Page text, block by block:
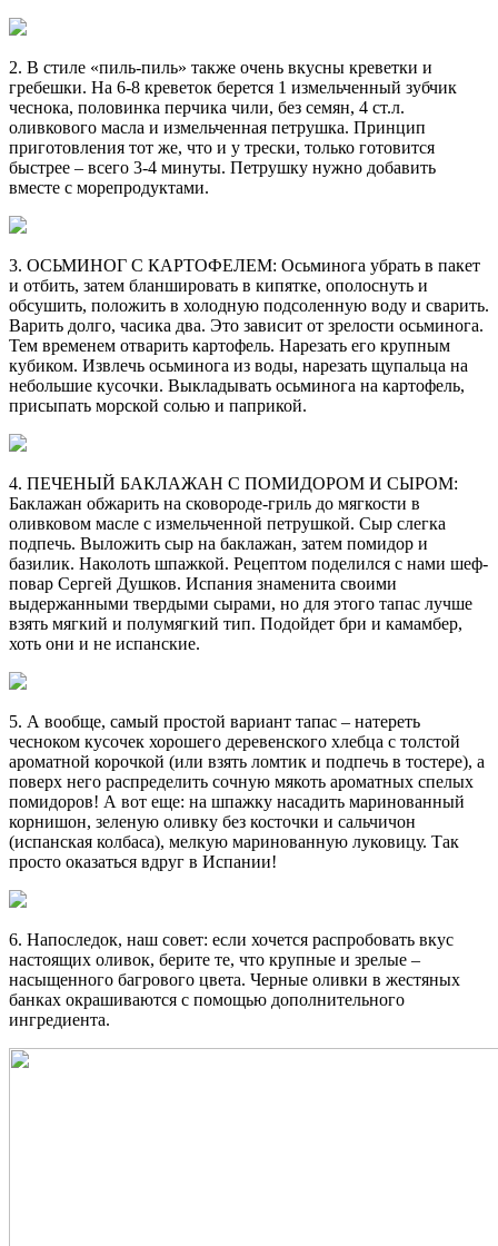
2. В стиле «пиль-пиль» также очень вкусны креветки и
гребешки. На 6-8 креветок берется 1 измельченный зубчик
чеснока, половинка перчика чили, без семян, 4 ст.л.
оливкового масла и измельченная петрушка. Принцип
приготовления тот же, что и у трески, только готовится
быстрее – всего 3-4 минуты. Петрушку нужно добавить
вместе с морепродуктами.
3. ОСЬМИНОГ С КАРТОФЕЛЕМ: Осьминога убрать в пакет
и отбить, затем бланшировать в кипятке, ополоснуть и
обсушить, положить в холодную подсоленную воду и сварить.
Варить долго, часика два. Это зависит от зрелости осьминога.
Тем временем отварить картофель. Нарезать его крупным
кубиком. Извлечь осьминога из воды, нарезать щупальца на
небольшие кусочки. Выкладывать осьминога на картофель,
присыпать морской солью и паприкой.
4. ПЕЧЕНЫЙ БАКЛАЖАН С ПОМИДОРОМ И СЫРОМ:
Баклажан обжарить на сковороде-гриль до мягкости в
оливковом масле с измельченной петрушкой. Сыр слегка
подпечь. Выложить сыр на баклажан, затем помидор и
базилик. Наколоть шпажкой. Рецептом поделился с нами шеф-
повар Сергей Душков. Испания знаменита своими
выдержанными твердыми сырами, но для этого тапас лучше
взять мягкий и полумягкий тип. Подойдет бри и камамбер,
хоть они и не испанские.
5. А вообще, самый простой вариант тапас – натереть
чесноком кусочек хорошего деревенского хлебца с толстой
ароматной корочкой (или взять ломтик и подпечь в тостере), а
поверх него распределить сочную мякоть ароматных спелых
помидоров! А вот еще: на шпажку насадить маринованный
корнишон, зеленую оливку без косточки и сальчичон
(испанская колбаса), мелкую маринованную луковицу. Так
просто оказаться вдруг в Испании!
6. Напоследок, наш совет: если хочется распробовать вкус
настоящих оливок, берите те, что крупные и зрелые –
насыщенного багрового цвета. Черные оливки в жестяных
банках окрашиваются с помощью дополнительного
ингредиента.